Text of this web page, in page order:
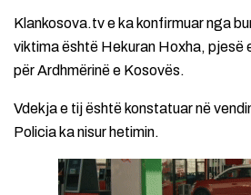
Klankosova.tv e ka konfirmuar nga
viktima është Hekuran Hoxha, pjesë
për Ardhmërinë e Kosovës.
Vdekja e tij është konstatuar në
Policia ka nisur hetimin.